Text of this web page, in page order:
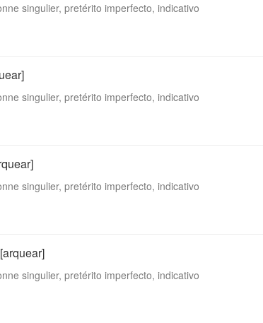
singulier, pretérito imperfecto, indicativo
singulier, pretérito imperfecto, indicativo
singulier, pretérito imperfecto, indicativo
singulier, pretérito imperfecto, indicativo